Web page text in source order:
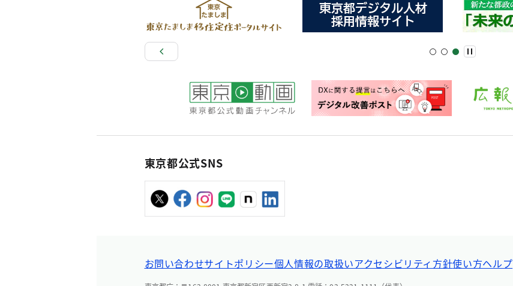
東京都公式SNS
お問い合わせサイトポリシー個人情報の取扱いアクセシビリティ方針使い方ヘルプ